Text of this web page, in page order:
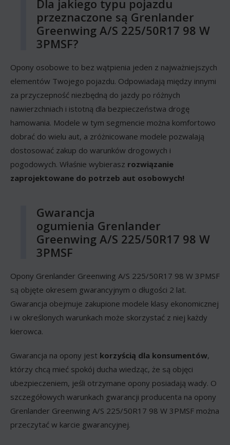
Dla jakiego typu pojazdu
przeznaczone są Grenlander
Greenwing A/S 225/50R17 98 W
3PMSF?
Opony osobowe to bez wątpienia jeden z najważniejszych
elementów Twojego pojazdu. Odpowiadają między innymi
za przyczepność niezbędną do jazdy po różnych
nawierzchniach i istotną dla bezpieczeństwa drogę
hamowania. Modele w tym segmencie można komfortowo
dobrać do wielu aut, a zróżnicowane modele pozwalają
dostosować zakup do warunków drogowych i
pogodowych. Właśnie wybierasz rozwiązanie
zaprojektowane do potrzeb aut osobowych!
Gwarancja
ogumienia Grenlander
Greenwing A/S 225/50R17 98 W
3PMSF
Opony Grenlander Greenwing A/S 225/50R17 98 W 3PMSF
są objęte okresem gwarancyjnym o długości 2 lat.
Gwarancja obejmuje zakupione modele klasy ekonomicznej
i w określonych warunkach może skorzystać z niej każdy
kierowca.
Gwarancja na opony jest korzyścią dla konsumentów,
którzy chcą mieć spokój ducha wiedząc, że są objęci
ubezpieczeniem, jeśli otrzymane opony posiadają wady. O
szczegółowych warunkach gwarancji producenta na opony
Grenlander Greenwing A/S 225/50R17 98 W 3PMSF można
przeczytać w karcie gwarancyjnej.